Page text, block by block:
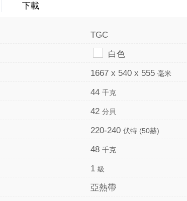
下載
TGC
白色
1667 x 540 x 555 毫米
44 千克
42 分貝
220-240 伏特 (50赫)
48 千克
1 級
亞熱帶